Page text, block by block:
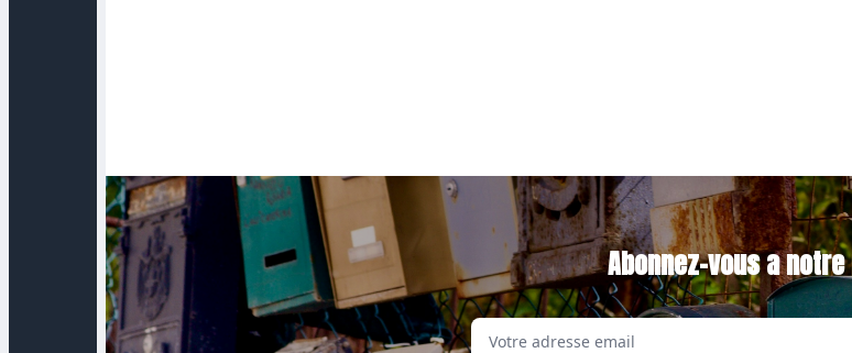
Abonnez-vous a